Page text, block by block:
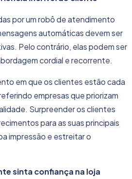
por umrobô de atendimento
automáticas devem ser
Pelo contrário, elas podem ser
cordial e recorrente.
em que os clientes estão cada
empresas que priorizam
Surpreender os clientes
para as suas principais
impressão e estreitar o
sinta confiança na loja